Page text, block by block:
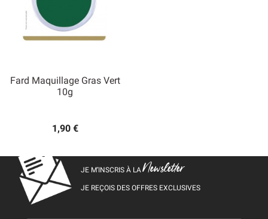
Fard Maquillage Gras Vert
10g
1,90 €
JE M’INSCRIS À LANewsletter
JE REÇOIS DES OFFRES EXCLUSIVES